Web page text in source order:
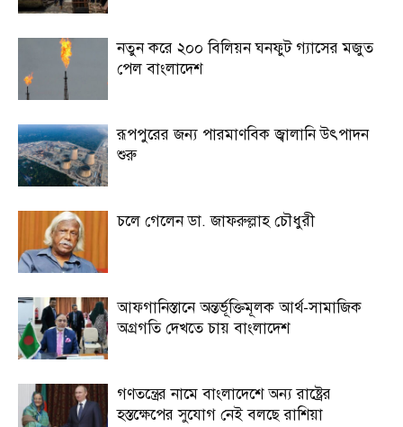
নতুন করে ২০০ বিলিয়ন ঘনফুট গ্যাসের মজুত
পেল বাংলাদেশ
রূপপুরের জন্য পারমাণবিক জ্বালানি উৎপাদন
শুরু
চলে গেলেন ডা. জাফরুল্লাহ চৌধুরী
আফগানিস্তানে অন্তর্ভূক্তিমূলক আর্থ-সামাজিক
অগ্রগতি দেখতে চায় বাংলাদেশ
গণতন্ত্রের নামে বাংলাদেশে অন্য রাষ্ট্রের
হস্তক্ষেপের সুযোগ নেই বলছে রাশিয়া